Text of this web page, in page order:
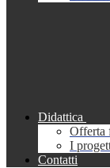
Didattica
Offerta
I
Contatti